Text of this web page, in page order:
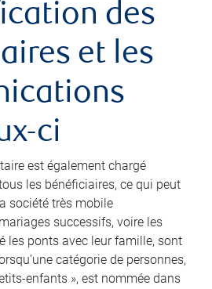
des
et les
ci
est également chargé
les bénéficiaires, ce qui peut
société très mobile
successifs, voire les
les ponts avec leur famille, sont
catégorie de personnes,
enfants », est nommée dans